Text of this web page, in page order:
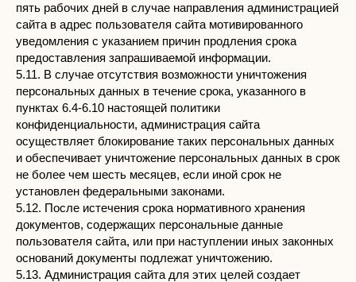
пять рабочих дней в случае направления администрацией
сайта в адрес пользователя сайта мотивированного
уведомления с указанием причин продления срока
предоставления запрашиваемой информации.
5.11. В случае отсутствия возможности уничтожения
персональных данных в течение срока, указанного в
пунктах 6.4-6.10 настоящей политики
конфиденциальности, администрация сайта
осуществляет блокирование таких персональных данных
и обеспечивает уничтожение персональных данных в срок
не более чем шесть месяцев, если иной срок не
установлен федеральными законами.
5.12. После истечения срока нормативного хранения
документов, содержащих персональные данные
пользователя сайта, или при наступлении иных законных
оснований документы подлежат уничтожению.
5.13. Администрация сайта для этих целей создает